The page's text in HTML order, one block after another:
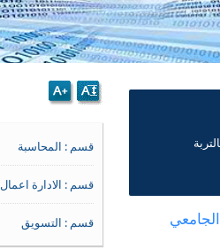
قسم : المحاسبة
قسم : الادارة اعمال
قسم : التسويق